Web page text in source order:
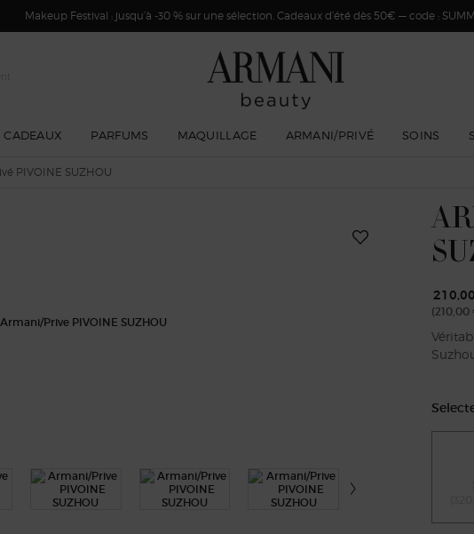
Makeup Festival : jusqu’à -30 % sur une sélection. Cadeaux d’été dès 50€ — code :
CADEAUX PARFUMS MAQUILLAGE ARMANI/PRIVÉ SOINS
PIVOINE SUZHOU